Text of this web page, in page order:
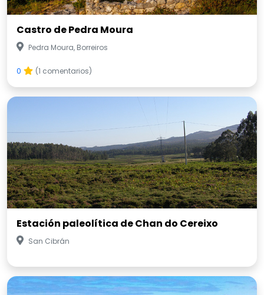
Castro de Pedra Moura
Pedra Moura, Borreiros
0 (1 comentarios)
Estación paleolítica de Chan do Cereixo
San Cibrán